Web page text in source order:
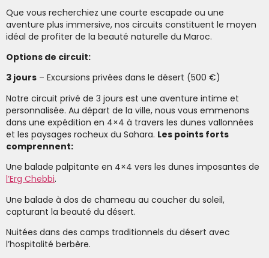
Que vous recherchiez une courte escapade ou une
aventure plus immersive, nos circuits constituent le moyen
idéal de profiter de la beauté naturelle du Maroc.
Options de circuit:
3 jours – Excursions privées dans le désert (500 €)
Notre circuit privé de 3 jours est une aventure intime et
personnalisée. Au départ de la ville, nous vous emmenons
dans une expédition en 4×4 à travers les dunes vallonnées
et les paysages rocheux du Sahara. Les points forts
comprennent:
Une balade palpitante en 4×4 vers les dunes imposantes de
l’Erg Chebbi.
Une balade à dos de chameau au coucher du soleil,
capturant la beauté du désert.
Nuitées dans des camps traditionnels du désert avec
l’hospitalité berbère.